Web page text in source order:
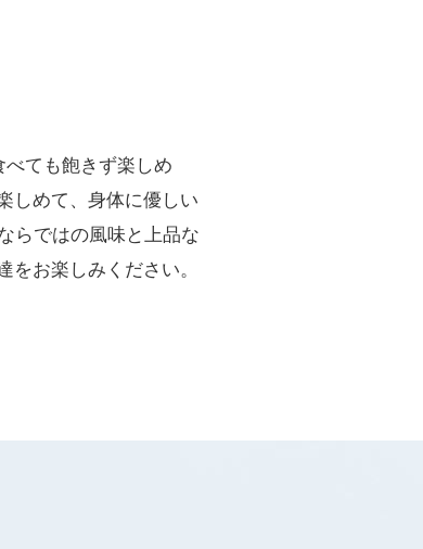
ても飽きず楽しめ
しめて、身体に優しい
らではの風味と上品な
お楽しみください。